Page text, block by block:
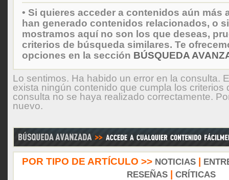
• Si quieres acceder a contenidos aún más
han generado contenidos relacionados, o
mostramos aquí no son los que deseas,
criterios de búsqueda similares. Te
opciones en la sección BÚSQUEDA
Lo sentimos. Ha habido un error en la consulta.
exista ningún contenido que cumpla los criterios
consulta no se haya realizado correctamente.
nuevo.
POR TIPO DE ARTÍCULO >> NOTICIAS|
RESEÑAS| CRÍTICAS